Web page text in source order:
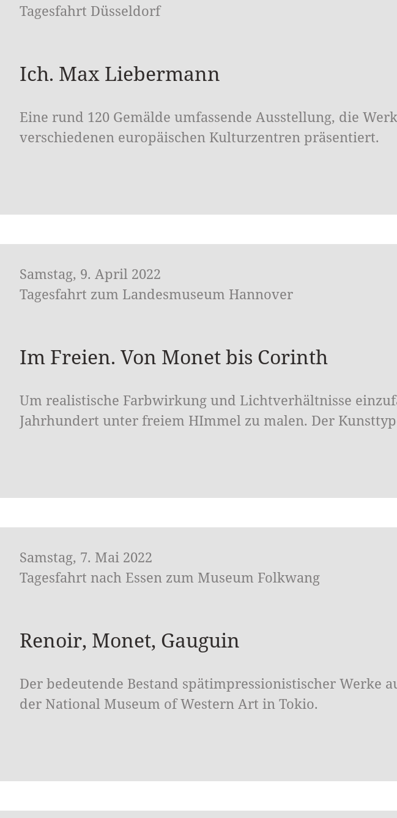
Tagesfahrt Düsseldorf
Ich. Max Liebermann
Eine rund 120 Gemälde umfassende Ausstellung, die
verschiedenen europäischen Kulturzentren präsentiert.
Samstag, 9. April 2022
Tagesfahrt zum Landesmuseum Hannover
Im Freien. Von Monet bis Corinth
Um realistische Farbwirkung und Lichtverhältnisse
Jahrhundert unter freiem HImmel zu malen. Der
Samstag, 7. Mai 2022
Tagesfahrt nach Essen zum Museum Folkwang
Renoir, Monet, Gauguin
Der bedeutende Bestand spätimpressionistischer
der National Museum of Western Art in Tokio.